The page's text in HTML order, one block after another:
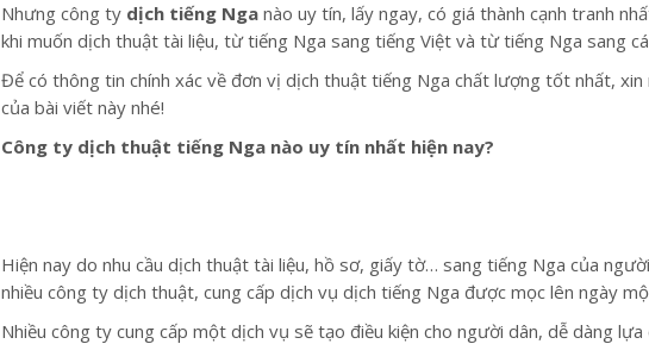
Nhưng công ty dịch tiếng Nga nào uy tín, lấy ngay, có giá thành cạnh tranh
khi muốn dịch thuật tài liệu, từ tiếng Nga sang tiếng Việt và từ tiếng Nga sang
Để có thông tin chính xác về đơn vị dịch thuật tiếng Nga chất lượng tốt nhất,
của bài viết này nhé!
Công ty dịch thuật tiếng Nga nào uy tín nhất hiện nay?
Hiện nay do nhu cầu dịch thuật tài liệu, hồ sơ, giấy tờ… sang tiếng Nga của
nhiều công ty dịch thuật, cung cấp dịch vụ dịch tiếng Nga được mọc lên ngày
Nhiều công ty cung cấp một dịch vụ sẽ tạo điều kiện cho người dân, dễ dàng